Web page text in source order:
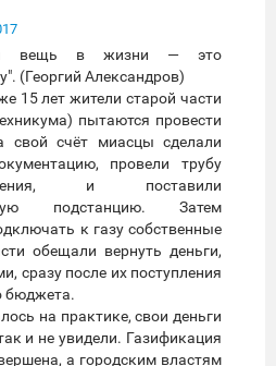
вещь в жизни — это
(Георгий Александров)
15 лет жители старой части
пытаются провести
счёт миасцы сделали
провели трубу
и поставили
подстанцию. Затем
к газу собственные
обещали вернуть деньги,
сразу после их поступления
бюджета.
на практике, свои деньги
и не увидели. Газификация
а городским властям